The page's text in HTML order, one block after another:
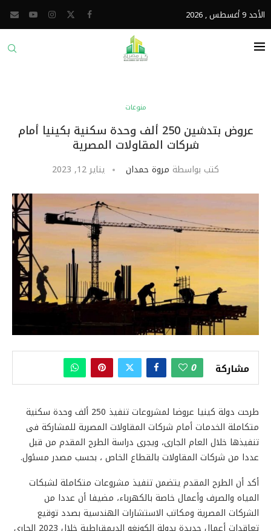
الأحد 9 أغسطس , 2026
منوعات
عروض بتدشين 250 ألف وحدة سكنية بكينيا أمام
شركات المقاولات المصرية
كتب بواسطة مروة حمدان يناير 12, 2023
مشاركة 0
طرحت دولة كينيا عروضا لمشروعات تنفيذ 250 ألف وحدة سكنية
متكاملة الخدمات أمام شركات المقاولات المصرية للمشاركة فى
تنفيذها خلال العام الجارى، ويجرى دراسة الطرح المقدم من قبل
عددا من شركات المقاولات بالقطاع الخاص ، بحسب مصدر مسئول.
أكد أن الطرح المقدم يتضمن تنفيذ مشروعات متكاملة لشبكات
المياه والصرف وأعمال خاصة بالكهرباء، مضيفا أن عددا من
الشركات المصرية ومكاتب الاستشارات الهندسية بصدد توقيع